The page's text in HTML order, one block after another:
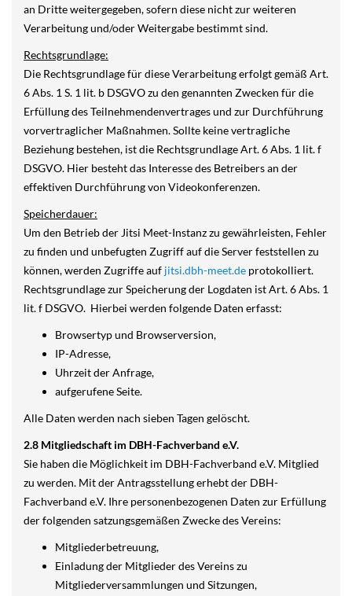
an Dritte weitergegeben, sofern diese nicht zur weiteren
Verarbeitung und/oder Weitergabe bestimmt sind.
Rechtsgrundlage:
Die Rechtsgrundlage für diese Verarbeitung erfolgt gemäß Art.
6 Abs. 1 S. 1 lit. b DSGVO zu den genannten Zwecken für die
Erfüllung des Teilnehmendenvertrages und zur Durchführung
vorvertraglicher Maßnahmen. Sollte keine vertragliche
Beziehung bestehen, ist die Rechtsgrundlage Art. 6 Abs. 1 lit. f
DSGVO. Hier besteht das Interesse des Betreibers an der
effektiven Durchführung von Videokonferenzen.
Speicherdauer:
Um den Betrieb der Jitsi Meet-Instanz zu gewährleisten, Fehler
zu finden und unbefugten Zugriff auf die Server feststellen zu
können, werden Zugriffe auf jitsi.dbh-meet.de protokolliert.
Rechtsgrundlage zur Speicherung der Logdaten ist Art. 6 Abs. 1
lit. f DSGVO. Hierbei werden folgende Daten erfasst:
Browsertyp und Browserversion,
IP-Adresse,
Uhrzeit der Anfrage,
aufgerufene Seite.
Alle Daten werden nach sieben Tagen gelöscht.
2.8 Mitgliedschaft im DBH-Fachverband e.V.
Sie haben die Möglichkeit im DBH-Fachverband e.V. Mitglied
zu werden. Mit der Antragsstellung erhebt der DBH-
Fachverband e.V. Ihre personenbezogenen Daten zur Erfüllung
der folgenden satzungsgemäßen Zwecke des Vereins:
Mitgliederbetreuung,
Einladung der Mitglieder des Vereins zu
Mitgliederversammlungen und Sitzungen,